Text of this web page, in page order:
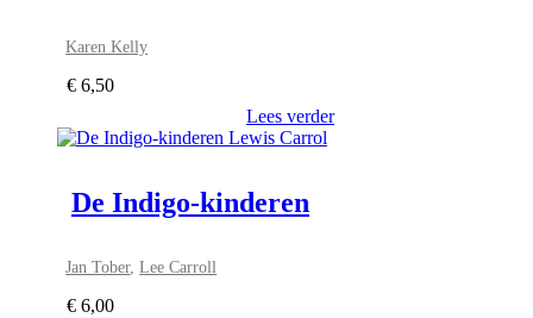
Karen Kelly
€ 6,50
Lees verder
De Indigo-kinderen
Jan Tober,Lee Carroll
€ 6,00